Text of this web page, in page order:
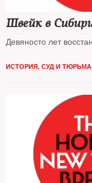
Швейк в
Девяносто лет
ИСТОРИЯ, СУД И ТЮРЬМА